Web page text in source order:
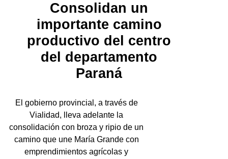
Consolidan un
importante camino
productivo del centro
del departamento
Paraná
El gobierno provincial, a través de
Vialidad, lleva adelante la
consolidación con broza y ripio de un
camino que une María Grande con
emprendimientos agrícolas y